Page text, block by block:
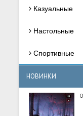
Казуальные
Настольные
Спортивные
НОВИНКИ